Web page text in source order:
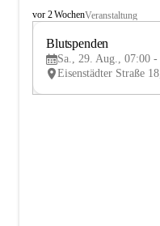
B
e
vor 2 WochenVeranstaltung
Blutspenden
Sa., 29. Aug., 07:00 -